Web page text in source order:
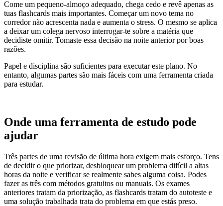
Come um pequeno-almoço adequado, chega cedo e revê apenas as
tuas flashcards mais importantes. Começar um novo tema no
corredor não acrescenta nada e aumenta o stress. O mesmo se aplica
a deixar um colega nervoso interrogar-te sobre a matéria que
decidiste omitir. Tomaste essa decisão na noite anterior por boas
razões.
Papel e disciplina são suficientes para executar este plano. No
entanto, algumas partes são mais fáceis com uma ferramenta criada
para estudar.
Onde uma ferramenta de estudo pode
ajudar
Três partes de uma revisão de última hora exigem mais esforço. Tens
de decidir o que priorizar, desbloquear um problema difícil a altas
horas da noite e verificar se realmente sabes alguma coisa. Podes
fazer as três com métodos gratuitos ou manuais. Os exames
anteriores tratam da priorização, as flashcards tratam do autoteste e
uma solução trabalhada trata do problema em que estás preso.